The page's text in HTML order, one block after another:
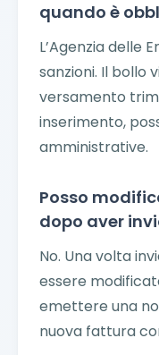
quando è
L’Agenzia delle
sanzioni. Il bollo
versamento
inserimento,
amministrative.
Posso
dopo aver
No. Una volta
essere
emettere una
nuova fattura